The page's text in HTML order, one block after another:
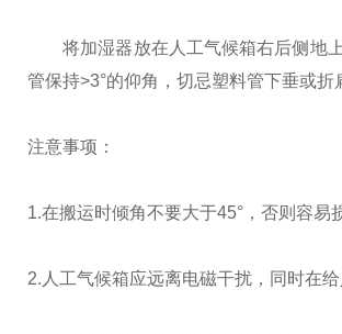
将加湿器放在人工气候箱右后侧地上
管保持>3°的仰角，切忌塑料管下垂或
注意事项：
1.在搬运时倾角不要大于45°，否则容易
2.人工气候箱应远离电磁干扰，同时在